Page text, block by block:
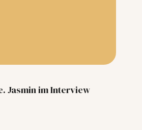
Jasmin im Interview